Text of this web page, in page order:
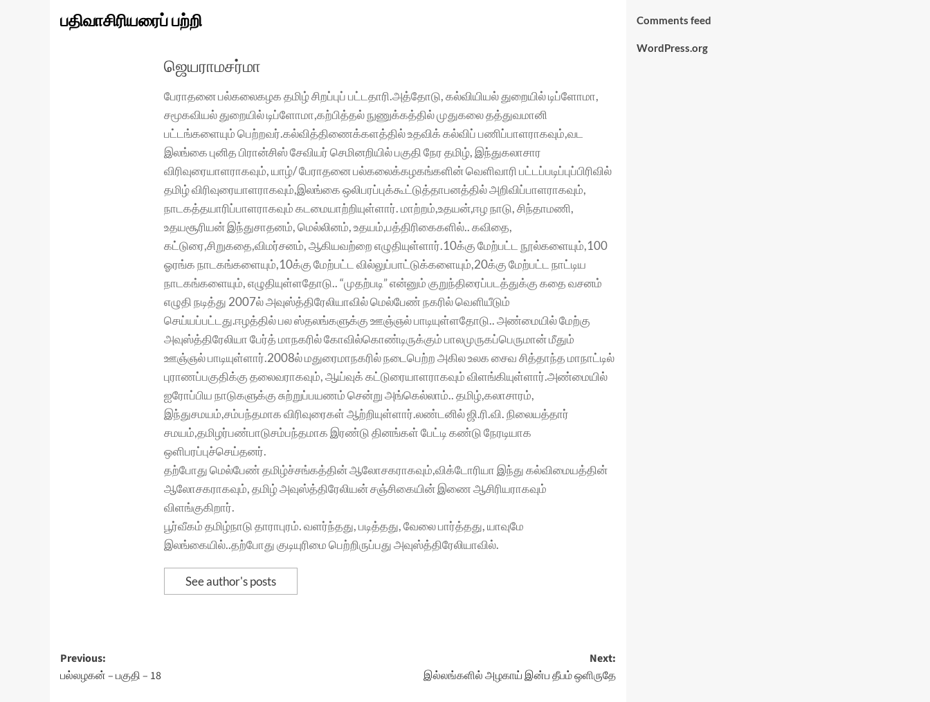
பதிவாசிரியரைப் பற்றி
ஜெயராமசர்மா
பேராதனை பல்கலைகழக தமிழ் சிறப்புப் பட்டதாரி.அத்தோடு, கல்வியியல் துறையில் டிப்ளோமா,
சமூகவியல் துறையில் டிப்ளோமா,கற்பித்தல் நுணுக்கத்தில் முதுகலை தத்துவமானி
பட்டங்களையும் பெற்றவர்.கல்வித்திணைக்களத்தில் உதவிக் கல்விப் பணிப்பாளராகவும்,வட
இலங்கை புனித பிரான்சிஸ் சேவியர் செமினறியில் பகுதி நேர‌ தமிழ், இந்துகலாசார
விரிவுரையாளராகவும், யாழ்/ பேராதனை பல்கலைக்கழகங்களின் வெளிவாரி பட்டப்படிப்புப்பிரிவில்
தமிழ் விரிவுரையாளராகவும்,இலங்கை ஒலிபரப்புக்கூட்டுத்தாபனத்தில் அறிவிப்பாளராகவும்,
நாடகத்தயாரிப்பாளராகவும் கடமையாற்றியுள்ளார். மாற்றம்,உதயன்,ஈழ நாடு, சிந்தாமணி,
உதயசூரியன் இந்துசாதனம், மெல்லினம், உதயம்,பத்திரிகைகளில்.. கவிதை,
கட்டுரை,சிறுகதை,விமர்சனம், ஆகியவற்றை எழுதியுள்ளார்.10க்கு மேற்பட்ட நூல்களையும்,100
ஓரங்க நாடகங்களையும்,10க்கு மேற்பட்ட வில்லுப்பாட்டுக்களையும்,20க்கு மேற்பட்ட நாட்டிய
நாடகங்களையும், எழுதியுள்ளதோடு.. “முதற்படி” என்னும் குறுந்திரைப்படத்துக்கு கதை வசனம்
எழுதி நடித்து 2007ல் அவுஸ்த்திரேலியாவில் மெல்பேண் நகரில் வெளியீடும்
செய்யப்பட்டது.ஈழத்தில் பல ஸ்தலங்க‌ளுக்கு ஊஞ்ஞல் பாடியுள்ளதோடு.. அண்மையில் மேற்கு
அவுஸ்த்திரேலியா பேர்த் மாநகரில் கோவில்கொண்டிருக்கும் பாலமுருகப்பெருமான் மீதும்
ஊஞ்ஞல் பாடியுள்ளார்.2008ல் மதுரைமாநகரில் நடைபெற்ற அகில உலக சைவ‌ சித்தாந்த மாநாட்டில்
புராணப்பகுதிக்கு தலைவராகவும், ஆய்வுக் கட்டுரையாள‌ராகவும் விளங்கியுள்ளார்.அண்மையில்
ஐரோப்பிய நாடுகளுக்கு சுற்றுப்பயணம் சென்று அங்கெல்லாம்.. தமிழ்,கலாசாரம்,
இந்துசமயம்,சம்பந்தமாக விரிவுரைகள் ஆற்றியுள்ளார்.லண்டனில் ஜி.ரி.வி. நிலையத்தார்
சமயம்,தமிழர்பண்பாடுசம்பந்தமாக இரண்டு தினங்கள் பேட்டி கண்டு நேரடியாக
ஒளிபரப்புச்செய்தனர்.
தற்போது மெல்பேண் தமிழ்ச்சங்கத்தின் ஆலோசகராகவும்,விக்டோரியா இந்து கல்விமையத்தின்
ஆலோசகராகவும், தமிழ் அவுஸ்த்திரேலியன் சஞ்சிகையின் இணை ஆசிரியராகவும்
விளங்குகிறார்.
பூர்வீகம் தமிழ்நாடு தாராபுரம். வளர்ந்தது, படித்தது, வேலை பார்த்தது, யாவுமே
இலங்கையில்..தற்போது குடியுரிமை பெற்றிருப்பது அவுஸ்த்திரேலியாவில்.
See author's posts
Post
navigation
Previous:
பல்லழகன் – பகுதி – 18
Next:
இல்லங்களில் அழகாய் இன்ப தீபம் ஒளிருதே
Comments feed
WordPress.org